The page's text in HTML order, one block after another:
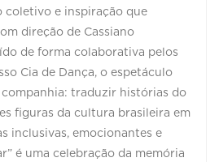
coletivo e inspiração que
direção de Cassiano
de forma colaborativa pelos
Cia de Dança, o espetáculo
companhia: traduzir histórias do
figuras da cultura brasileira em
inclusivas, emocionantes e
é uma celebração da memória